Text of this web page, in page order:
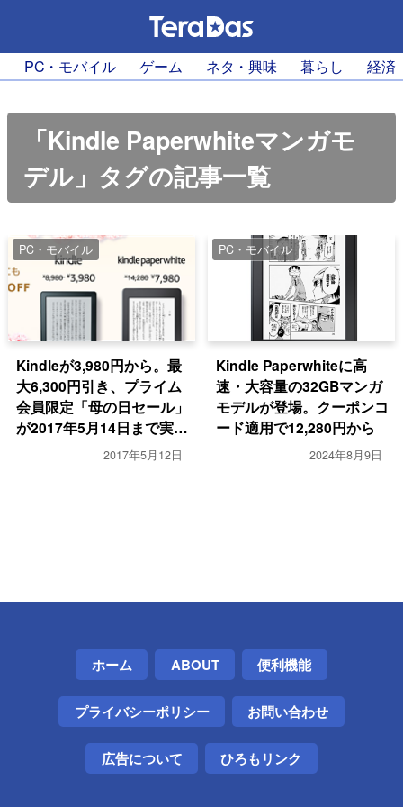
PC・モバイル ゲーム ネタ・興味 暮らし 経済
「Kindle Paperwhiteマンガモ
デル」タグの記事一覧
PC・モバイル
Kindleが3,980円から。最
大6,300円引き、プライム
会員限定「母の日セール」
が2017年5月14日まで実施
2017年5月12日
PC・モバイル
Kindle Paperwhiteに高
速・大容量の32GBマンガ
モデルが登場。クーポンコ
ード適用で12,280円から
2024年8月9日
ホーム ABOUT 便利機能
プライバシーポリシー お問い合わせ
広告について ひろもリンク